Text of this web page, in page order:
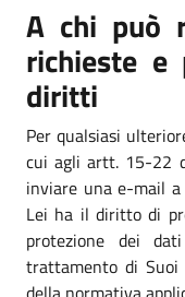
A chi può
richieste e
diritti
Per qualsiasi
cui agli artt. 15-22
inviare una e-mail a
Lei ha il diritto di
protezione dei
trattamento di Suoi